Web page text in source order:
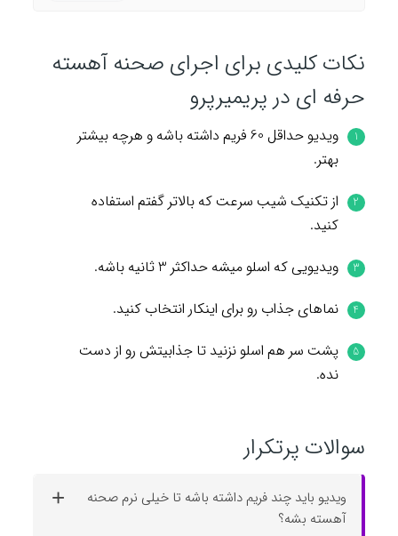
نکات کلیدی برای اجرای صحنه آهسته
حرفه ای در پریمیرپرو
ویدیو حداقل 60 فریم داشته باشه و هرچه بیشتر
بهتر.
از تکنیک شیب سرعت که بالاتر گفتم استفاده
کنید.
ویدیویی که اسلو میشه حداکثر 3 ثانیه باشه.
نماهای جذاب رو برای اینکار انتخاب کنید.
پشت سر هم اسلو نزنید تا جذابیتش رو از دست
نده.
سوالات پرتکرار
ویدیو باید چند فریم داشته باشه تا خیلی نرم صحنه
آهسته بشه؟